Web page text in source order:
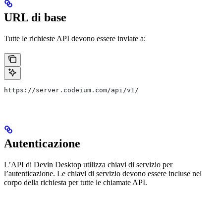
URL di base
Tutte le richieste API devono essere inviate a:
https://server.codeium.com/api/v1/
Autenticazione
L’API di Devin Desktop utilizza chiavi di servizio per
l’autenticazione. Le chiavi di servizio devono essere incluse nel
corpo della richiesta per tutte le chiamate API.